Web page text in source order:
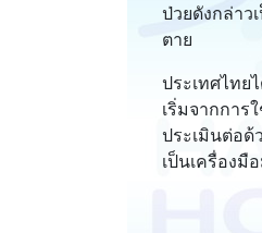
ป่วยดังกล่าว
ตาย
ประเทศไทย
เริ่มจากการ
ประเมินต่อด้
เป็นเครื่องมื